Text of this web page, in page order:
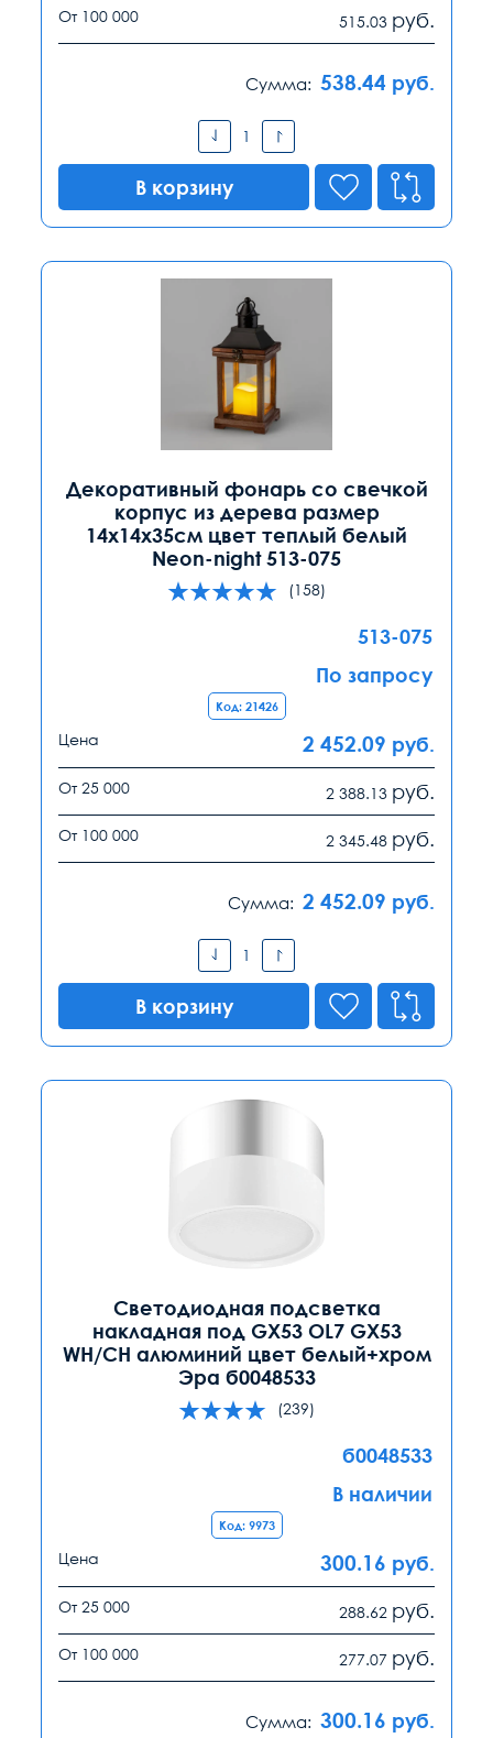
От 100 000 515.03 руб.
Сумма: 538.44 руб.
В корзину
Декоративный фонарь со свечкой
корпус из дерева размер
14х14х35cм цвет теплый белый
Neon-night 513-075
(158)
513-075
По запросу
Код: 21426
Цена 2 452.09 руб.
От 25 000 2 388.13 руб.
От 100 000 2 345.48 руб.
Сумма: 2 452.09 руб.
В корзину
Светодиодная подсветка
накладная под GX53 OL7 GX53
WH/CH алюминий цвет белый+хром
Эра б0048533
(239)
б0048533
В наличии
Код: 9973
Цена 300.16 руб.
От 25 000 288.62 руб.
От 100 000 277.07 руб.
Сумма: 300.16 руб.